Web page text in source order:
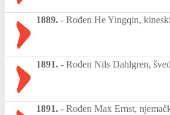
1889. - Rođen He Yingqin,
1891. - Rođen Nils Dahlgren,
1891. - Rođen Max Ernst,